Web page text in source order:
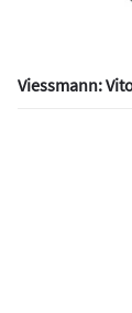
Viessmann: